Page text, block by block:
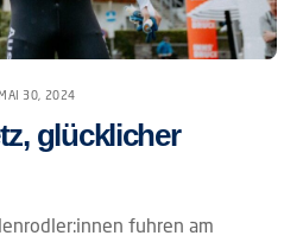
30, 2024
glücklicher
fuhren am